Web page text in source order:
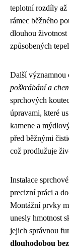
teplotní rozdíly až
rámec běžného
dlouhou
způsobených
Další významnou
poškrábání a
sprchových
úpravami, které
kamene a
před běžnými
což prodlužuje
Instalace
precizní práci a
Montážní prvky
unesly hmotnost
jejich správnou
dlouhodobou